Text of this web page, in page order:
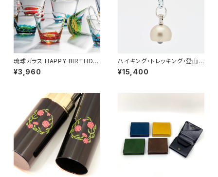
琉球ガラス HAPPY BIRTHDA
Y GLASS ★7月～12月【月ご
との誕生石カラー】
¥3,960
ハイキング・トレッキング・登山で
身をまもる熊鈴 くまりん13【山
口久乗】
¥15,400